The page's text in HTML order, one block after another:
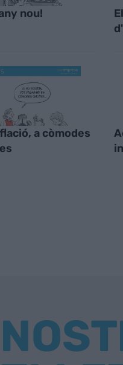
nou!
a còmodes